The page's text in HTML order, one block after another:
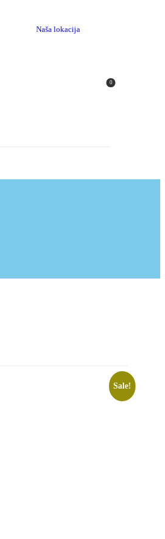
Naša lokacija
0
Sale!